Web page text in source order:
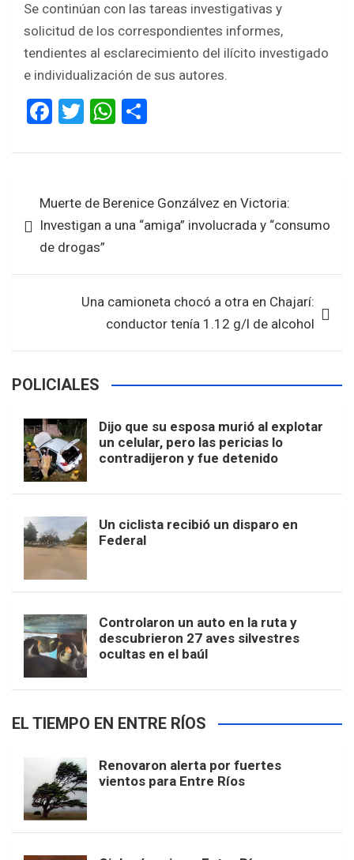
Se continúan con las tareas investigativas y
solicitud de los correspondientes informes,
tendientes al esclarecimiento del ilícito investigado
e individualización de sus autores.
F
ce
o
o
T
tt
W
at
A
p
ar
entradas
Muerte de Berenice Gonzálvez en Victoria:
Investigan a una “amiga” involucrada y “consumo
de drogas”
Una camioneta chocó a otra en Chajarí:
conductor tenía 1.12 g/l de alcohol
POLICIALES
Dijo que su esposa murió al explotar
un celular, pero las pericias lo
contradijeron y fue detenido
Un ciclista recibió un disparo en
Federal
Controlaron un auto en la ruta y
descubrieron 27 aves silvestres
ocultas en el baúl
EL TIEMPO EN ENTRE RÍOS
Renovaron alerta por fuertes
vientos para Entre Ríos